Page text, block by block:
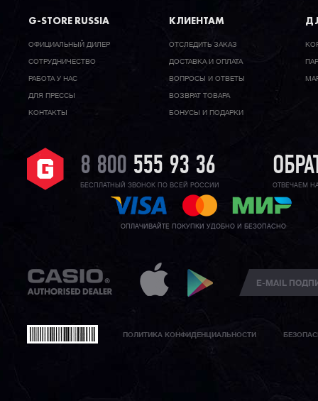
G-STORE RUSSIA
ОФИЦИАЛЬНЫЙ ДИЛЕР
CОТРУДНИЧЕСТВО
РАБОТА У НАС
ДЛЯ ПРЕССЫ
КОНТАКТЫ
КЛИЕНТАМ
ОТСЛЕДИТЬ ЗАКАЗ
ДОСТАВКА И ОПЛАТА
ВОПРОСЫ И ОТВЕТЫ
ВОЗВРАТ ТОВАРА
БОНУСЫ И ПОДАРКИ
8 800 555 93 36
БЕСПЛАТНЫЙ ЗВОНОК ПО ВСЕЙ РОССИИ ОТВЕЧАЕМ
ОПЛАЧИВАЙТЕ ПОКУПКИ УДОБНО И БЕЗОПАСНО
ПОЛИТИКА КОНФИДЕНЦИАЛЬНОСТИ